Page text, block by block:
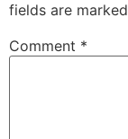
fields are marked
Comment *